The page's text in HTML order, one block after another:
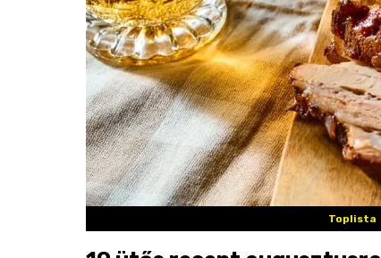
Toplista